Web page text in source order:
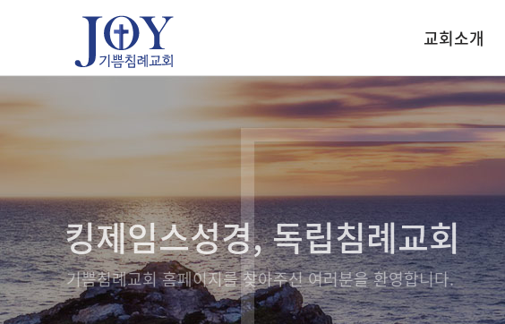
교회소개
우리의 믿음
예배안내
찾아오시는길
킹제임스성경, 독립침례교회
기쁨침례교회 홈페이지를 찾아주신 여러분을 환영합니다.